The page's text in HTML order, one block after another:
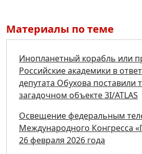
Материалы по теме
Инопланетный корабль или
Российские академики в
депутата Обухова поставили
загадочном объекте 3I/ATLAS
Освещение федеральным
Международного Конгресса
26 февраля 2026 года